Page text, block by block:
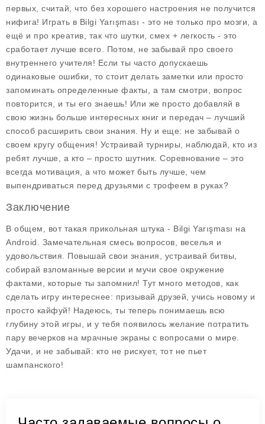
первых, считай, что без хорошего настроения не получится
нифига! Играть в Bilgi Yarışması - это не только про мозги, а
ещё и про креатив, так что шутки, смех + легкость - это
сработает лучше всего. Потом, не забывай про своего
внутреннего учителя! Если ты часто допускаешь
одинаковые ошибки, то стоит делать заметки или просто
запоминать определенные факты, а там смотри, вопрос
повторится, и ты его знаешь! Или же просто добавляй в
свою жизнь больше интересных книг и передач – лучший
способ расширить свои знания. Ну и еще: не забывай о
своем кругу общения! Устраивай турниры, наблюдай, кто из
ребят лучше, а кто – просто шутник. Соревнование – это
всегда мотивация, а что может быть лучше, чем
выпендриваться перед друзьями с трофеем в руках?
Заключение
В общем, вот такая прикольная штука - Bilgi Yarışması на
Android. Замечательная смесь вопросов, веселья и
удовольствия. Повышай свои знания, устраивай битвы,
собирай взломанные версии и мучи свое окружение
фактами, которые ты запомнил! Тут много методов, как
сделать игру интереснее: призывай друзей, учись новому и
просто кайфуй! Надеюсь, ты теперь понимаешь всю
глубину этой игры, и у тебя появилось желание потратить
пару вечерков на мрачные экраны с вопросами о мире.
Удачи, и не забывай: кто не рискует, тот не пьет
шампанского!